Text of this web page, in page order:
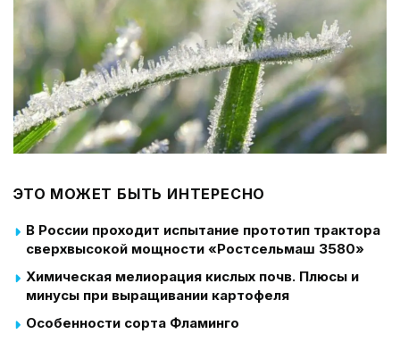
ЭТО МОЖЕТ БЫТЬ ИНТЕРЕСНО
В России проходит испытание прототип трактора
сверхвысокой мощности «Ростсельмаш 3580»
Химическая мелиорация кислых почв. Плюсы и
минусы при выращивании картофеля
Особенности сорта Фламинго